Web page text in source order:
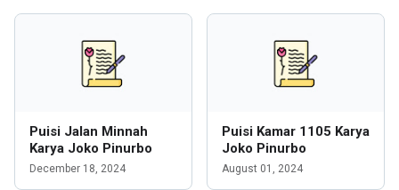
Puisi Jalan Minnah
Karya Joko Pinurbo
December 18, 2024
Puisi Kamar 1105 Karya
Joko Pinurbo
August 01, 2024